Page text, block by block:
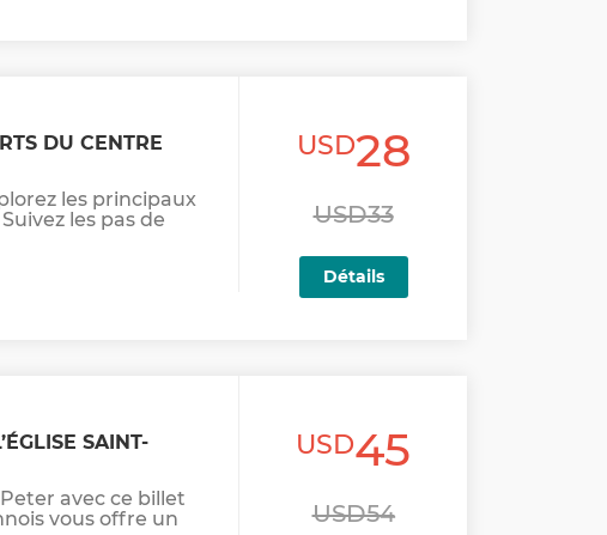
DU CENTRE
les principaux
les pas de
USD28
USD33
Détails
SAINT-
avec ce billet
vous offre un
USD45
USD54